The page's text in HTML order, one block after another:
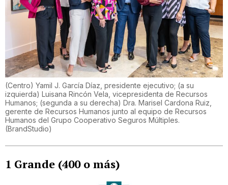
(Centro) Yamil J. García Díaz, presidente ejecutivo; (a su
izquierda) Luisana Rincón Vela, vicepresidenta de Recursos
Humanos; (segunda a su derecha) Dra. Marisel Cardona Ruiz,
gerente de Recursos Humanos junto al equipo de Recursos
Humanos del Grupo Cooperativo Seguros Múltiples.
(BrandStudio)
1 Grande (400 o más)